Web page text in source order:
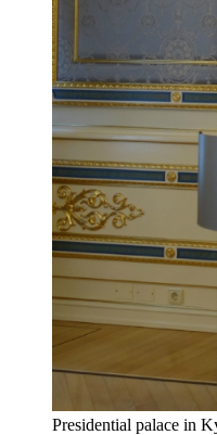
Presidential palace in